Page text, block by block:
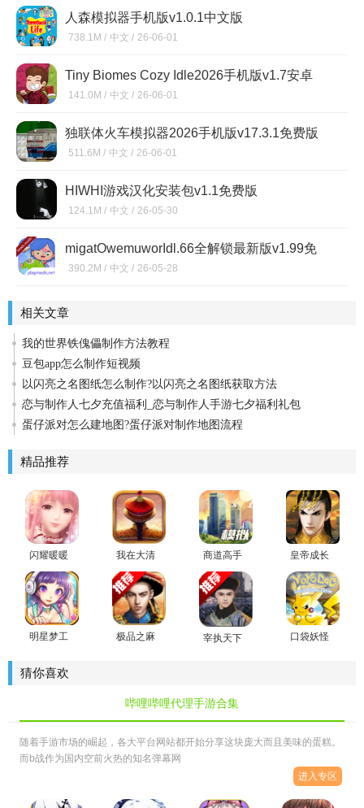
人森模拟器手机版v1.0.1中文版
738.1M / 中文 / 26-06-01
Tiny Biomes Cozy Idle2026手机版v1.7安卓
版
141.0M / 中文 / 26-06-01
独联体火车模拟器2026手机版v17.3.1免费版
511.6M / 中文 / 26-06-01
HIWHI游戏汉化安装包v1.1免费版
124.1M / 中文 / 26-05-30
migatOwemuworIdl.66全解锁最新版v1.99免
费版
390.2M / 中文 / 26-05-28
相关文章
我的世界铁傀儡制作方法教程
豆包app怎么制作短视频
以闪亮之名图纸怎么制作?以闪亮之名图纸获取方法
恋与制作人七夕充值福利_恋与制作人手游七夕福利礼包
蛋仔派对怎么建地图?蛋仔派对制作地图流程
精品推荐
闪耀暖暖
九游版
我在大清
当皇帝最
新特别安
卓版下载
商道高手
官方版
皇帝成长
计划2领红
包
明星梦工
极品之麻
宰执天下
口袋妖怪
猜你喜欢
哔哩哔哩代理手游合集
随着手游市场的崛起，各大平台网站都开始分享这块庞大而且美味的蛋糕。
而b战作为国内空前火热的知名弹幕网
进入专区